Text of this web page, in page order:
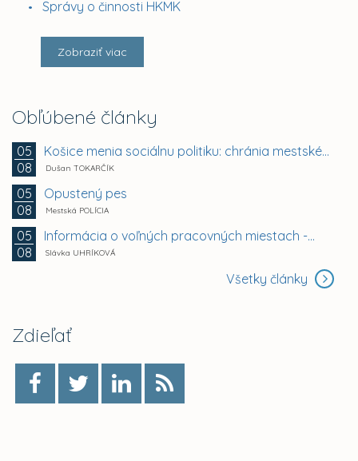
Správy o činnosti HKMK
Zobraziť viac
Obľúbené články
05
08
Košice menia sociálnu politiku: chránia mestské byty...
Dušan TOKARČÍK
05
08
Opustený pes
Mestská POLÍCIA
05
08
Informácia o voľných pracovných miestach -...
Slávka UHRÍKOVÁ
Všetky články
Zdieľať